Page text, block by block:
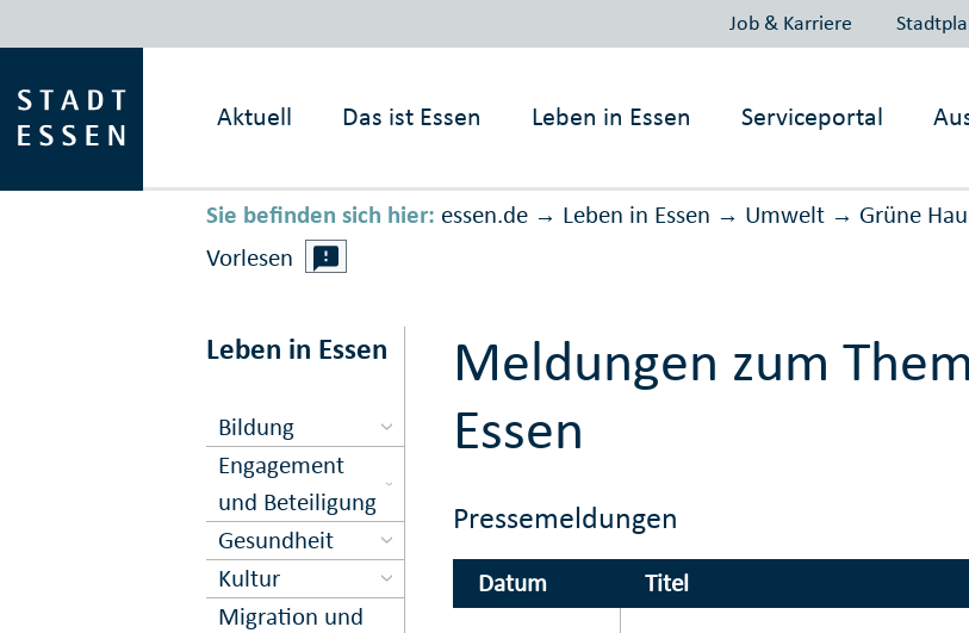
Job & Karriere
Aktuell Das ist Essen Leben in Essen Serviceportal
Sie befinden sich hier: essen.de → Leben in Essen → Umwelt → Grüne
Vorlesen
Leben in Essen
Bildung
Engagement
und Beteiligung
Gesundheit
Kultur
Migration und
Meldungen zum
Essen
Pressemeldungen
Datum Titel